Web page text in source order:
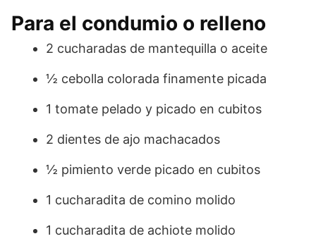
Para el condumio o relleno
2 cucharadas de mantequilla o aceite
½ cebolla colorada finamente picada
1 tomate pelado y picado en cubitos
2 dientes de ajo machacados
½ pimiento verde picado en cubitos
1 cucharadita de comino molido
1 cucharadita de achiote molido